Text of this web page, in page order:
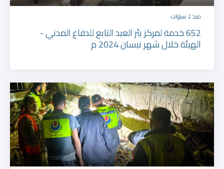
منذ 2 سنوات
652 خدمة لمركز بئر العبد التابع للدفاع المدني -
الهيئة خلال شهر نبسان 2024 م